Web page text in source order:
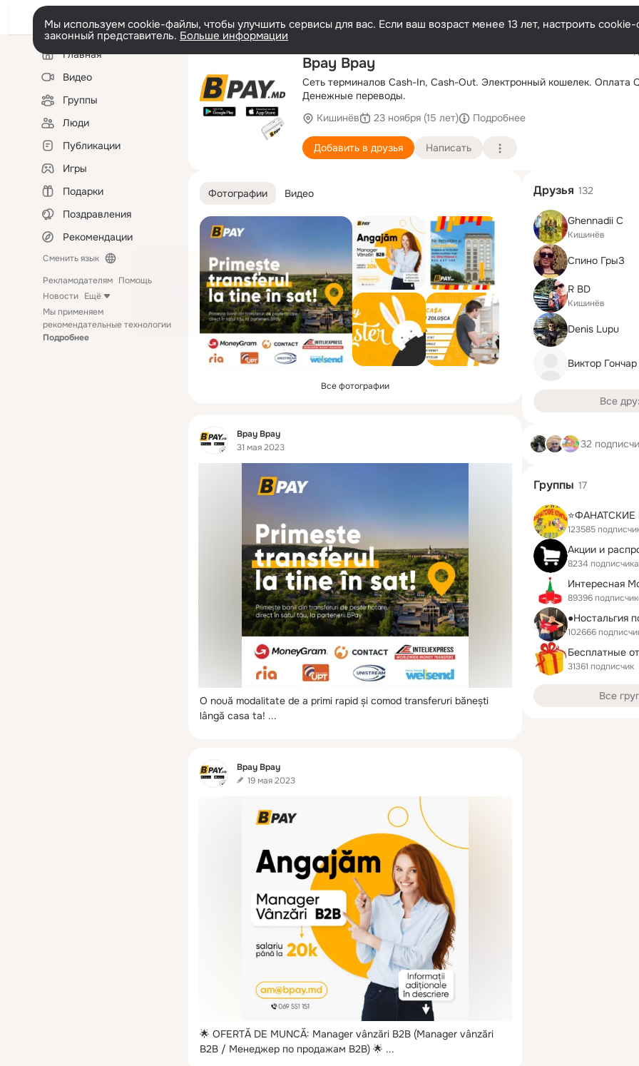
Мы используем cookie-файлы, чтобы улучшить сервисы для вас. Если ваш возраст менее 13 лет, настроить
законный представитель. Больше информации
Левая
колонкаГлавная
Видео
Группы
Люди
Публикации
Игры
Подарки
Поздравления
Рекомендации
Сменить язык
Рекламодателям Помощь
Новости Ещё
Мы применяем
рекомендательные технологии
Подробнее
Bpay Bpay
Сеть терминалов Cash-In, Cash-Out. Электронный кошелек. Оплата
Денежные переводы.
Кишинёв
23 ноября (15 лет) Подробнее
Добавить в друзья Написать
Фотографии Видео
Все фотографии
Фид
Bpay Bpay
31 мая 2023
O nouă modalitate de a primi rapid și comod transferuri bănești
lângă casa ta! ...
Фид
Bpay Bpay
19 мая 2023
🌟 OFERTĂ DE MUNCĂ: Manager vânzări B2B (Manager vânzări
B2B / Менеджер по продажам B2B) 🌟 ...
Друзья 132
Ghennadii C
Кишинёв
Спино ГрыЗ
R BD
Кишинёв
Denis Lupu
Виктор Гончар
Все
32
Группы 17
123585
Акции и
8234 подписчика
Интересная
89396
102666
Бесплатные
31361 подписчик
Все